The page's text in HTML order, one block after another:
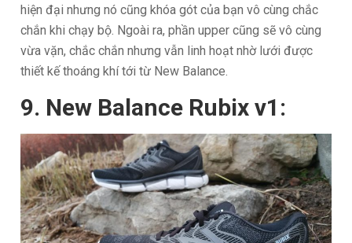
hiện đại nhưng nó cũng khóa gót của bạn vô cùng chắc
chắn khi chạy bộ. Ngoài ra, phần upper cũng sẽ vô cùng
vừa vặn, chắc chắn nhưng vẫn linh hoạt nhờ lưới được
thiết kế thoáng khí tới từ New Balance.
9. New Balance Rubix v1: